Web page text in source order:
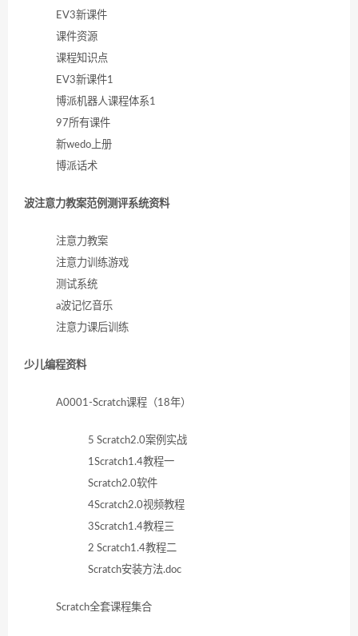
EV3新课件
课件资源
课程知识点
EV3新课件1
博派机器人课程体系1
97所有课件
新wedo上册
博派话术
波注意力教案范例测评系统资料
注意力教案
注意力训练游戏
测试系统
a波记忆音乐
注意力课后训练
少儿编程资料
A0001-Scratch课程（18年）
5 Scratch2.0案例实战
1Scratch1.4教程一
Scratch2.0软件
4Scratch2.0视频教程
3Scratch1.4教程三
2 Scratch1.4教程二
Scratch安装方法.doc
Scratch全套课程集合